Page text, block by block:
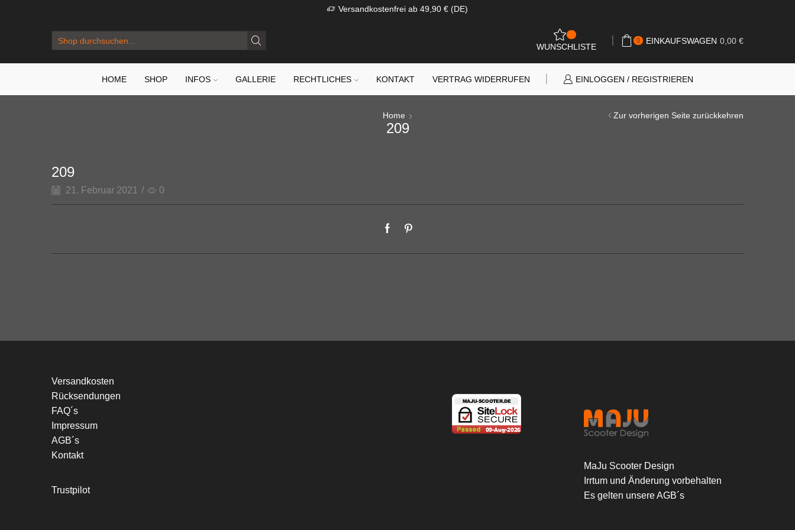
Versandkostenfrei ab 49,90 € (DE)
WUNSCHLISTE
0 EINKAUFSWAGEN 0,00 €
HOME SHOP INFOS GALLERIE RECHTLICHES KONTAKT VERTRAG WIDERRUFEN EINLOGGEN / REGISTRIEREN
Zur vorherigen Seite zurückkehren
Home
209
209
21. Februar 2021 / 0
Versandkosten
Rücksendungen
FAQ´s
Impressum
AGB´s
Kontakt
Trustpilot
MaJu Scooter Design
Irrtum und Änderung vorbehalten
Es gelten unsere AGB´s